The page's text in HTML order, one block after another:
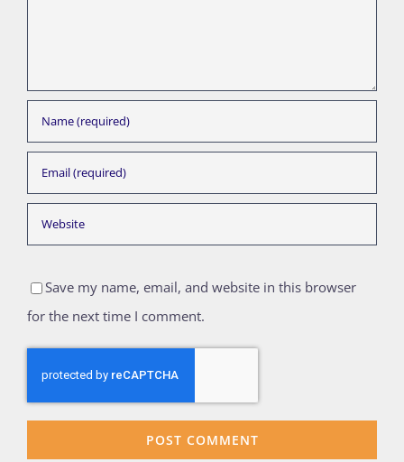
Save my name, email, and website in this browser
for the next time I comment.